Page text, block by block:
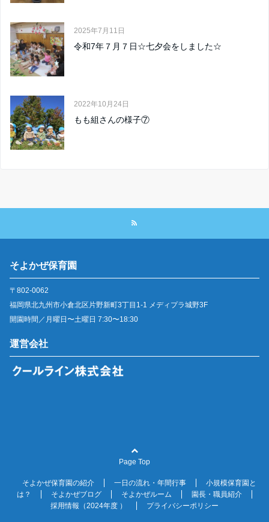
2025年7月11日
令和7年７月７日☆七夕会をしました☆
2022年10月24日
もも組さんの様子⑦
そよかぜ保育園
〒802-0062
福岡県北九州市小倉北区片野新町3丁目1-1 メディプラ城野3F
開園時間／月曜日〜土曜日 7:30〜18:30
運営会社
Page Top
そよかぜ保育園の紹介 一日の流れ・年間行事
小規模保育園と
は？
そよかぜブログ そよかぜルーム
園長・職員紹介
採用情報（2024年度 ）
プライバシーポリシー